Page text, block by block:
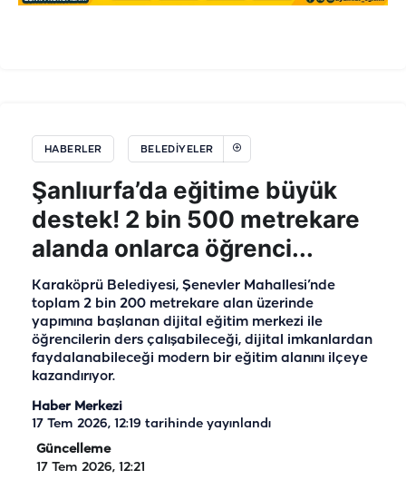
HABERLER BELEDIYELER
Şanlıurfa’da eğitime büyük
destek! 2 bin 500 metrekare
alanda onlarca öğrenci...
Karaköprü Belediyesi, Şenevler Mahallesi’nde
toplam 2 bin 200 metrekare alan üzerinde
yapımına başlanan dijital eğitim merkezi ile
öğrencilerin ders çalışabileceği, dijital imkanlardan
faydalanabileceği modern bir eğitim alanını ilçeye
kazandırıyor.
Haber Merkezi
17 Tem 2026, 12:19 tarihinde yayınlandı
Güncelleme
17 Tem 2026, 12:21